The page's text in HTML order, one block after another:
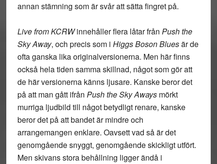
annan stämning som är svår att sätta fingret på.
Live from KCRWinnehåller flera låtar från Push the
Sky Away, och precis som i Higgs Boson Bluesär de
ofta ganska lika originalversionerna. Men här finns
också hela tiden samma skillnad, något som gör att
de här versionerna känns ljusare. Kanske beror det
på att man gått ifrån Push the Sky Awaysmörkt
murriga ljudbild till något betydligt renare, kanske
beror det på att bandet är mindre och
arrangemangen enklare. Oavsett vad så är det
genomgående snyggt, genomgående skickligt utfört.
Men skivans stora behållning ligger ändå i